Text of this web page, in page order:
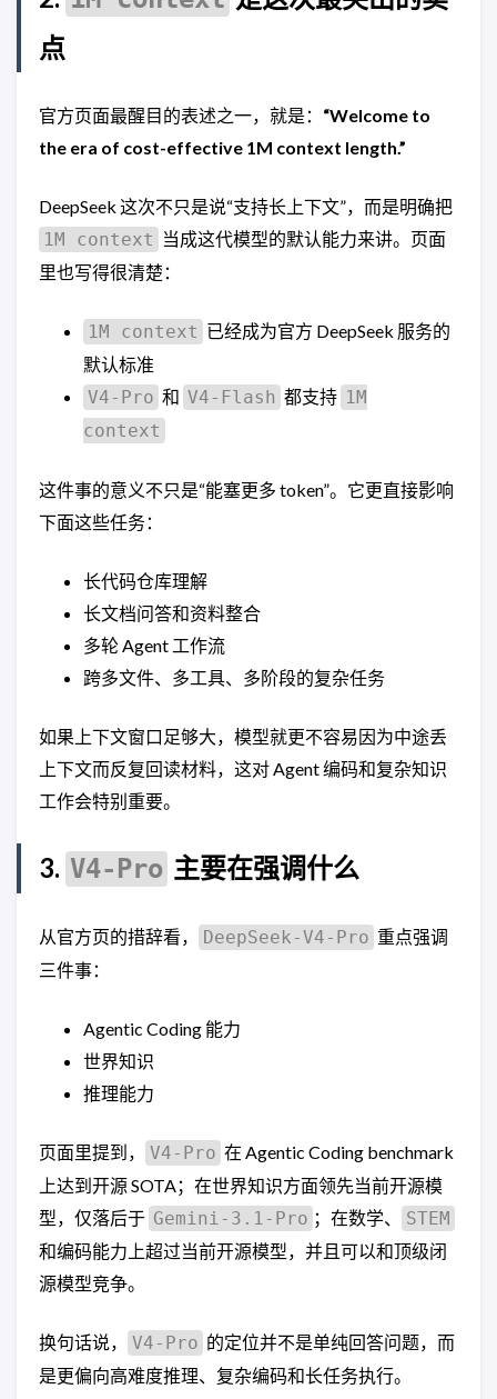
点
官方页面最醒目的表述之一，就是： “Welcome to
the era of cost-effective 1M context length.”
DeepSeek 这次不只是说“支持长上下文”，而是明确把
1M context 当成这代模型的默认能力来讲。页面
里也写得很清楚：
1M context 已经成为官方 DeepSeek 服务的
默认标准
V4-Pro 和 V4-Flash 都支持 1M
context
这件事的意义不只是“能塞更多 token”。它更直接影响
下面这些任务：
长代码仓库理解
长文档问答和资料整合
多轮 Agent 工作流
跨多文件、多工具、多阶段的复杂任务
如果上下文窗口足够大，模型就更不容易因为中途丢
上下文而反复回读材料，这对 Agent 编码和复杂知识
工作会特别重要。
3. V4-Pro 主要在强调什么
从官方页的措辞看， DeepSeek-V4-Pro 重点强调
三件事：
Agentic Coding 能力
世界知识
推理能力
页面里提到， V4-Pro 在 Agentic Coding benchmark
上达到开源 SOTA；在世界知识方面领先当前开源模
型，仅落后于 Gemini-3.1-Pro ；在数学、
STEM
和编码能力上超过当前开源模型，并且可以和顶级闭
源模型竞争。
换句话说， V4-Pro 的定位并不是单纯回答问题，而
是更偏向高难度推理、复杂编码和长任务执行。